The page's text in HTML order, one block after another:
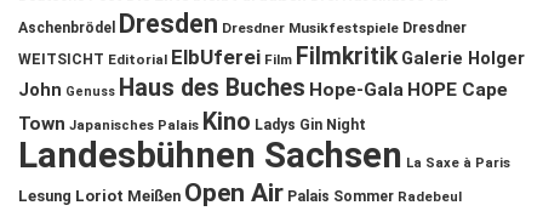
Aschenbrödel
Dresden Dresdner Musikfestspiele Dresdner
WEITSICHT Editorial ElbUferei Film Filmkritik Galerie Holger
John Genuss Haus des Buches Hope-Gala HOPE Cape
Town Japanisches Palais Kino Ladys Gin Night
Landesbühnen Sachsen La Saxe à Paris
Lesung Loriot Meißen Open Air Palais Sommer Radebeul